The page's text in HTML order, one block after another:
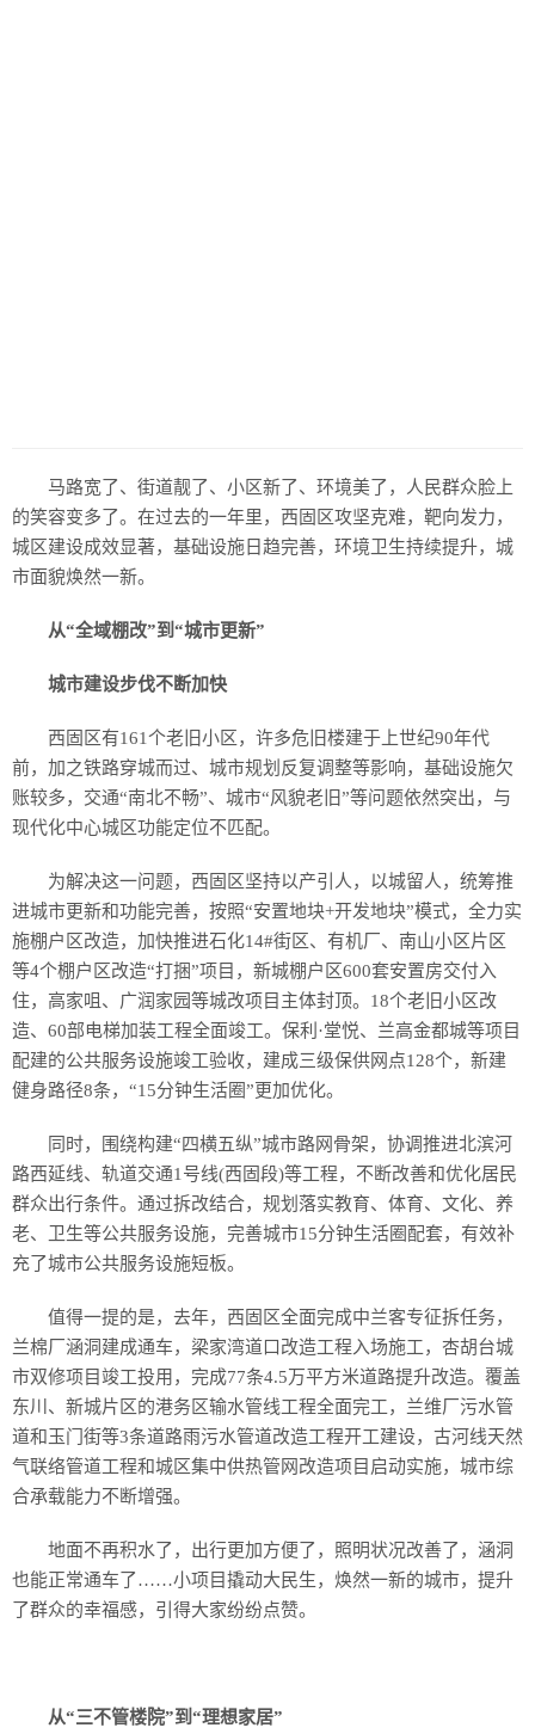
马路宽了、街道靓了、小区新了、环境美了，人民群众脸上
的笑容变多了。在过去的一年里，西固区攻坚克难，靶向发力，
城区建设成效显著，基础设施日趋完善，环境卫生持续提升，城
市面貌焕然一新。
从“全域棚改”到“城市更新”
城市建设步伐不断加快
西固区有161个老旧小区，许多危旧楼建于上世纪90年代
前，加之铁路穿城而过、城市规划反复调整等影响，基础设施欠
账较多，交通“南北不畅”、城市“风貌老旧”等问题依然突出，与
现代化中心城区功能定位不匹配。
为解决这一问题，西固区坚持以产引人，以城留人，统筹推
进城市更新和功能完善，按照“安置地块+开发地块”模式，全力实
施棚户区改造，加快推进石化14#街区、有机厂、南山小区片区
等4个棚户区改造“打捆”项目，新城棚户区600套安置房交付入
住，高家咀、广润家园等城改项目主体封顶。18个老旧小区改
造、60部电梯加装工程全面竣工。保利·堂悦、兰高金都城等项目
配建的公共服务设施竣工验收，建成三级保供网点128个，新建
健身路径8条，“15分钟生活圈”更加优化。
同时，围绕构建“四横五纵”城市路网骨架，协调推进北滨河
路西延线、轨道交通1号线(西固段)等工程，不断改善和优化居民
群众出行条件。通过拆改结合，规划落实教育、体育、文化、养
老、卫生等公共服务设施，完善城市15分钟生活圈配套，有效补
充了城市公共服务设施短板。
值得一提的是，去年，西固区全面完成中兰客专征拆任务，
兰棉厂涵洞建成通车，梁家湾道口改造工程入场施工，杏胡台城
市双修项目竣工投用，完成77条4.5万平方米道路提升改造。覆盖
东川、新城片区的港务区输水管线工程全面完工，兰维厂污水管
道和玉门街等3条道路雨污水管道改造工程开工建设，古河线天然
气联络管道工程和城区集中供热管网改造项目启动实施，城市综
合承载能力不断增强。
地面不再积水了，出行更加方便了，照明状况改善了，涵洞
也能正常通车了……小项目撬动大民生，焕然一新的城市，提升
了群众的幸福感，引得大家纷纷点赞。
从“三不管楼院”到“理想家居”